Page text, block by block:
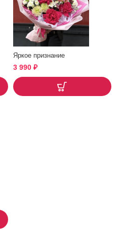
Яркое признание
3 990 ₽